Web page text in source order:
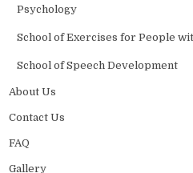
Psychology
School of Exercises for People
School of Speech Development
About Us
Contact Us
FAQ
Gallery